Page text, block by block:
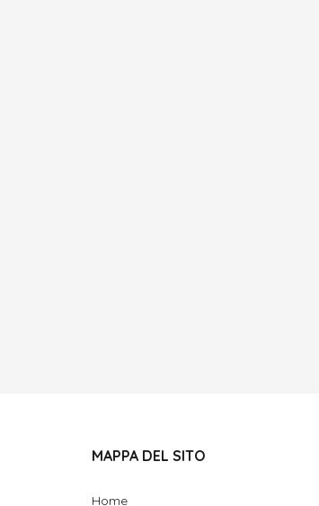
MAPPA DEL SITO
Home